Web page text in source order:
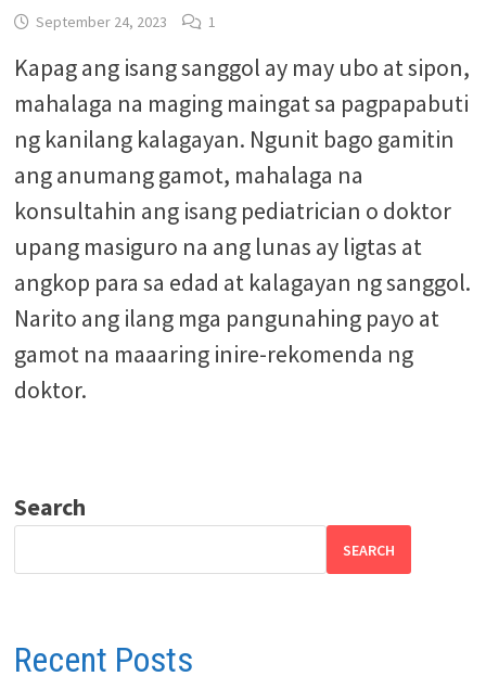
September 24, 2023 1
Kapag ang isang sanggol ay may ubo at sipon,
mahalaga na maging maingat sa pagpapabuti
ng kanilang kalagayan. Ngunit bago gamitin
ang anumang gamot, mahalaga na
konsultahin ang isang pediatrician o doktor
upang masiguro na ang lunas ay ligtas at
angkop para sa edad at kalagayan ng sanggol.
Narito ang ilang mga pangunahing payo at
gamot na maaaring inire-rekomenda ng
doktor.
Search
SEARCH
Recent Posts